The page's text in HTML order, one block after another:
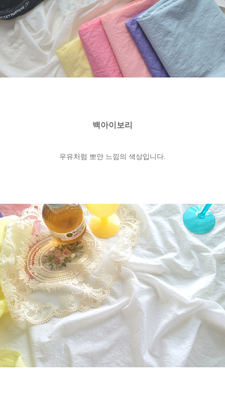
백아이보리
우유처럼 뽀얀 느낌의 색상입니다.